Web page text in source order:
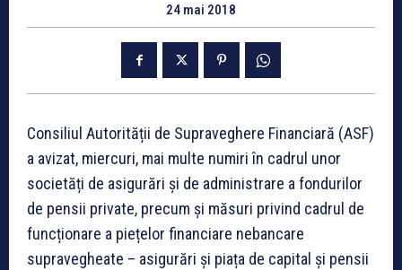
24 mai 2018
Consiliul Autorității de Supraveghere Financiară (ASF)
a avizat, miercuri, mai multe numiri în cadrul unor
societăți de asigurări și de administrare a fondurilor
de pensii private, precum și măsuri privind cadrul de
funcționare a piețelor financiare nebancare
supravegheate – asigurări și piața de capital și pensii